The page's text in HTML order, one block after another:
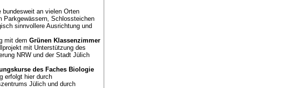
an vielen Orten
Parkgewässern, Schlossteichen
sinnvollere Ausrichtung und
mit dem Grünen Klassenzimmer
mit Unterstützung des
NRW und der Stadt Jülich
des Faches Biologie
erfolgt hier durch
Jülich und durch